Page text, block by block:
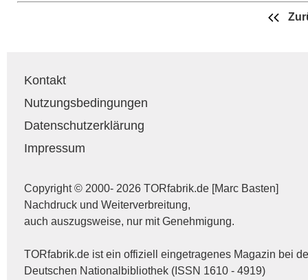
Kontakt
Nutzungsbedingungen
Datenschutzerklärung
Impressum
Copyright © 2000- 2026 TORfabrik.de [Marc Basten]
Nachdruck und Weiterverbreitung,
auch auszugsweise, nur mit Genehmigung.
TORfabrik.de ist ein offiziell eingetragenes Magazin bei
Deutschen Nationalbibliothek (ISSN 1610 - 4919)